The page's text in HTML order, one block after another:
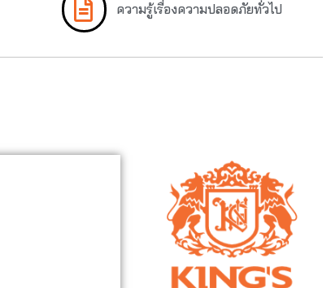
ความรู้เรื่องความปลอดภัยทั่วไป